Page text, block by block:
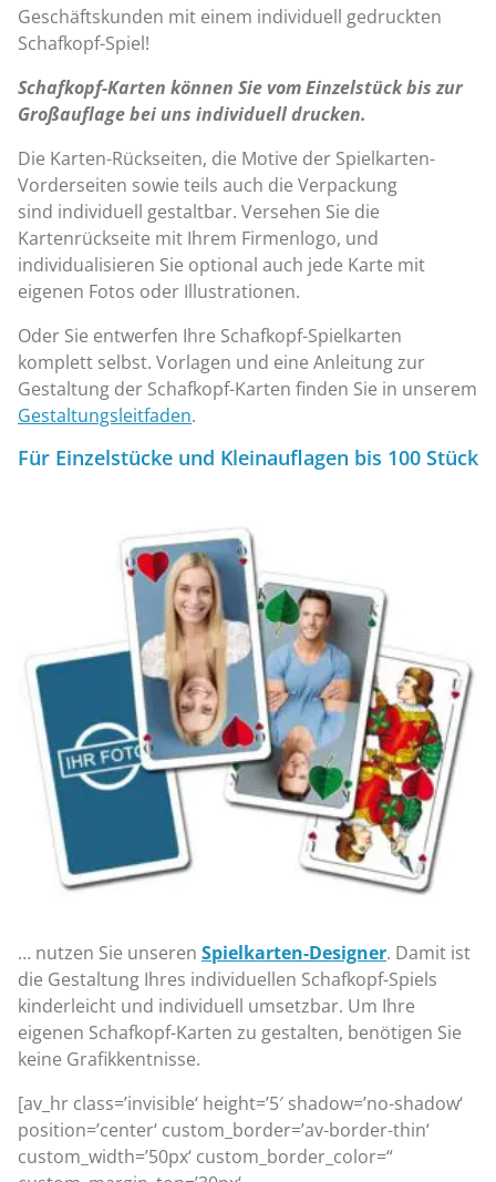
Geschäftskunden mit einem individuell gedruckten
Schafkopf-Spiel!
Schafkopf-Karten können Sie vom Einzelstück bis zur
Großauflage bei uns individuell drucken.
Die Karten-Rückseiten, die Motive der Spielkarten-
Vorderseiten sowie teils auch die Verpackung
sind individuell gestaltbar. Versehen Sie die
Kartenrückseite mit Ihrem Firmenlogo, und
individualisieren Sie optional auch jede Karte mit
eigenen Fotos oder Illustrationen.
Oder Sie entwerfen Ihre Schafkopf-Spielkarten
komplett selbst. Vorlagen und eine Anleitung zur
Gestaltung der Schafkopf-Karten finden Sie in unserem
Gestaltungsleitfaden.
Für Einzelstücke und Kleinauflagen bis 100 Stück
… nutzen Sie unseren Spielkarten-Designer. Damit ist
die Gestaltung Ihres individuellen Schafkopf-Spiels
kinderleicht und individuell umsetzbar. Um Ihre
eigenen Schafkopf-Karten zu gestalten, benötigen Sie
keine Grafikkentnisse.
[av_hr class=’invisible‘ height=’5′ shadow=’no-shadow‘
position=’center‘ custom_border=’av-border-thin‘
custom_width=’50px‘ custom_border_color=“